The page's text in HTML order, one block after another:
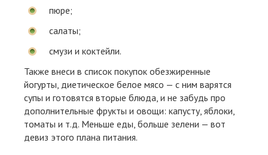
пюре;
салаты;
смузи и коктейли.
Также внеси в список покупок обезжиренные
йогурты, диетическое белое мясо — с ним варятся
супы и готовятся вторые блюда, и не забудь про
дополнительные фрукты и овощи: капусту, яблоки,
томаты и т.д. Меньше еды, больше зелени — вот
девиз этого плана питания.